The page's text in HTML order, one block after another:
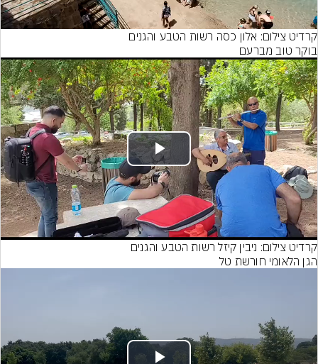
קרדיט צילום: אלון כסה רשות הטבע והגנים
בוקר טוב מברעם
Play
Video
קרדיט צילום: ניבין קיזל רשות הטבע והגנים
הגן הלאומי חורשת טל